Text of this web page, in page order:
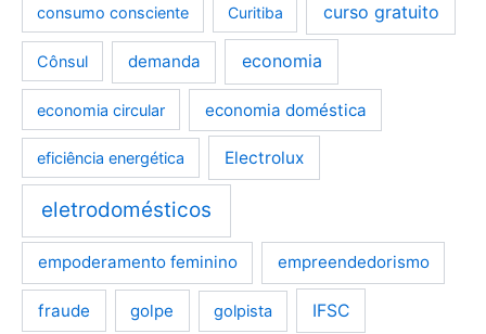
consumo consciente Curitiba curso gratuito
Cônsul demanda economia
economia circular economia doméstica
eficiência energética Electrolux
eletrodomésticos
empoderamento feminino empreendedorismo
fraude golpe golpista IFSC